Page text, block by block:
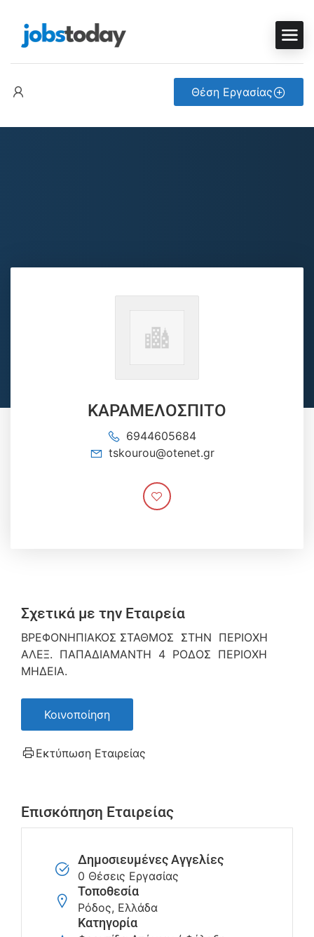
Θέση Εργασίας
ΚΑΡΑΜΕΛΟΣΠΙΤΟ
6944605684
tskourou@otenet.gr
Σχετικά με την Εταιρεία
ΒΡΕΦΟΝΗΠΙΑΚΟΣ ΣΤΑΘΜΟΣ ΣΤΗΝ ΠΕΡΙΟΧΗ
ΑΛΕΞ. ΠΑΠΑΔΙΑΜΑΝΤΗ 4 ΡΟΔΟΣ ΠΕΡΙΟΧΗ
ΜΗΔΕΙΑ.
Κοινοποίηση
Εκτύπωση Εταιρείας
Επισκόπηση Εταιρείας
Δημοσιευμένες Αγγελίες
0 Θέσεις Εργασίας
Τοποθεσία
Ρόδος, Ελλάδα
Κατηγορία